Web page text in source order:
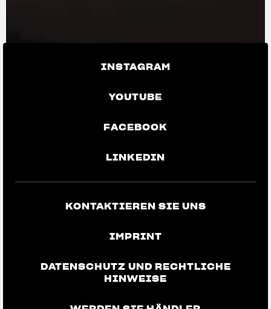
INSTAGRAM
YOUTUBE
FACEBOOK
LINKEDIN
KONTAKTIEREN SIE UNS
IMPRINT
DATENSCHUTZ UND RECHTLICHE
HINWEISE